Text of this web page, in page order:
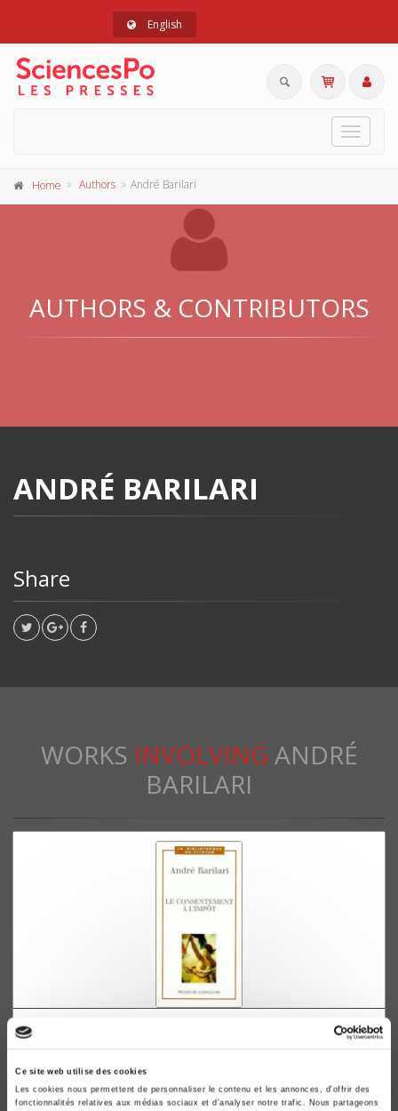
Ce site web utilise des cookies
Les cookies nous permettent de personnaliser le contenu et les annonces, d'offrir des
fonctionnalités relatives aux médias sociaux et d'analyser notre trafic. Nous partageons
English
Toggle
Home Authors André Barilari
AUTHORS & CONTRIBUTORS
ANDRÉ BARILARI
Share
WORKS INVOLVING ANDRÉ
BARILARI
Le consentement à l'impôt